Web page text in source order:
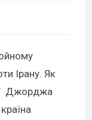
Ірану. Як
Джорджа